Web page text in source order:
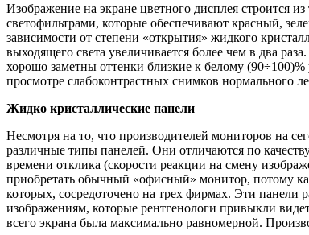
Изображение на экране цветного дисплея строится
светофильтрами, которые обеспечивают красный,
зависимости от степени «открытия» жидкого
выходящего света увеличивается более чем в два
хорошо заметны оттенки близкие к белому
просмотре слабоконтрастных снимков нормального
Жидко кристаллические панели
Несмотря на то, что производителей мониторов на
различные типы панелей. Они отличаются по
времени отклика (скорости реакции на смену
приобретать обычный «офисный» монитор, потому
которых, сосредоточено на трех фирмах. Эти панели
изображениям, которые рентгенологи привыкли
всего экрана была максимально равномерной.